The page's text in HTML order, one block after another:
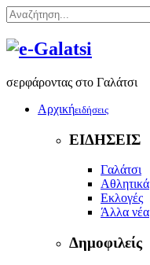
σερφάροντας στο Γαλάτσι
Αρχικήειδήσεις
ΕΙΔΗΣΕΙΣ
Γαλάτσι
Αθλητικά
Εκλογές
Άλλα νέα
Δημοφιλείς